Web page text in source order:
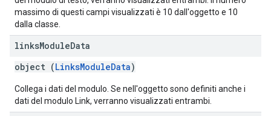
massimo di questi campi visualizzati è 10 dall'oggetto e 10
dalla classe.
linksModuleData
object (LinksModuleData)
Collega i dati del modulo. Se nell'oggetto sono definiti anche i
dati del modulo Link, verranno visualizzati entrambi.